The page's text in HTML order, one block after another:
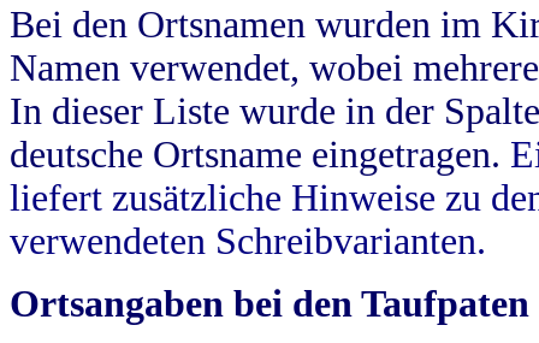
Bei den Ortsnamen wurden im
Namen verwendet, wobei
In dieser Liste wurde in der
deutsche Ortsname eingetragen.
liefert zusätzliche Hinweise zu
verwendeten Schreibvarianten.
Ortsangaben bei den Taufpaten